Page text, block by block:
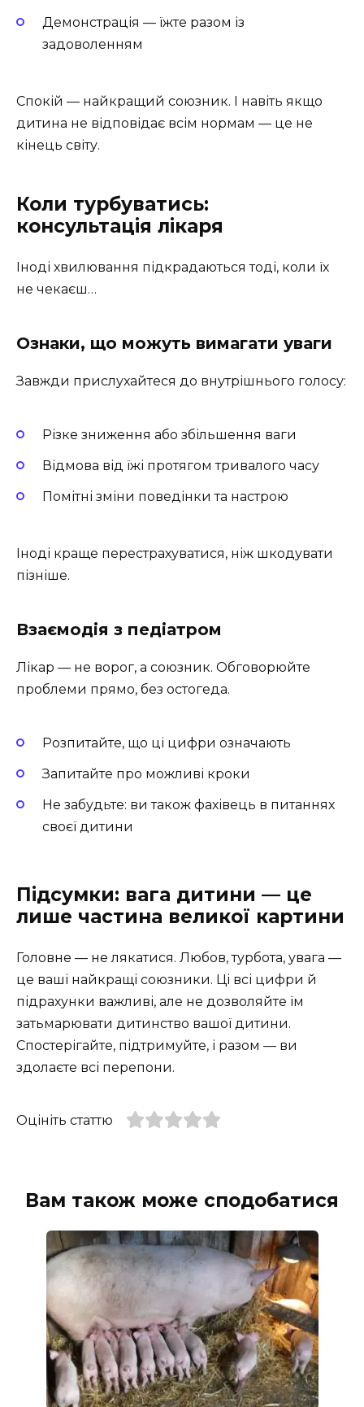
Демонстрація — їжте разом із
задоволенням
Спокій — найкращий союзник. І навіть якщо
дитина не відповідає всім нормам — це не
кінець світу.
Коли турбуватись:
консультація лікаря
Іноді хвилювання підкрадаються тоді, коли їх
не чекаєш…
Ознаки, що можуть вимагати уваги
Завжди прислухайтеся до внутрішнього голосу:
Різке зниження або збільшення ваги
Відмова від їжі протягом тривалого часу
Помітні зміни поведінки та настрою
Іноді краще перестрахуватися, ніж шкодувати
пізніше.
Взаємодія з педіатром
Лікар — не ворог, а союзник. Обговорюйте
проблеми прямо, без остогеда.
Розпитайте, що ці цифри означають
Запитайте про можливі кроки
Не забудьте: ви також фахівець в питаннях
своєї дитини
Підсумки: вага дитини — це
лише частина великої картини
Головне — не лякатися. Любов, турбота, увага —
це ваші найкращі союзники. Ці всі цифри й
підрахунки важливі, але не дозволяйте їм
затьмарювати дитинство вашої дитини.
Спостерігайте, підтримуйте, і разом — ви
здолаєте всі перепони.
Оцініть статтю
Вам також може сподобатися